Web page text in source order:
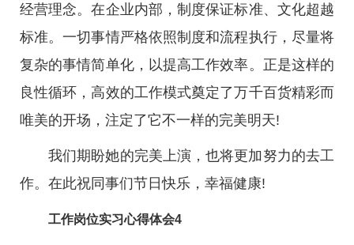
经营理念。在企业内部，制度保证标准、文化超越
标准。一切事情严格依照制度和流程执行，尽量将
复杂的事情简单化，以提高工作效率。正是这样的
良性循环，高效的工作模式奠定了万千百货精彩而
唯美的开场，注定了它不一样的完美明天!
我们期盼她的完美上演，也将更加努力的去工
作。在此祝同事们节日快乐，幸福健康!
工作岗位实习心得体会4